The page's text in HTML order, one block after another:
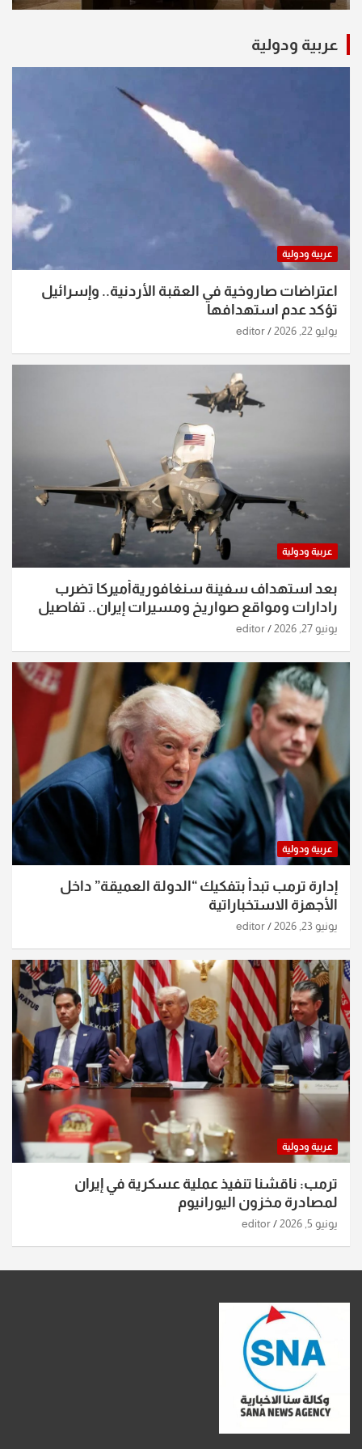
عربية ودولية
عربية ودولية
اعتراضات صاروخية في العقبة الأردنية.. وإسرائيل
تؤكد عدم استهدافها
يوليو 22, 2026 editor
عربية ودولية
بعد استهداف سفينة سنغافوريةأميركا تضرب
رادارات ومواقع صواريخ ومسيرات إيران.. تفاصيل
الساعات الماضية
يونيو 27, 2026 editor
عربية ودولية
إدارة ترمب تبدأ بتفكيك “الدولة العميقة” داخل
الأجهزة الاستخباراتية
يونيو 23, 2026 editor
عربية ودولية
ترمب: ناقشنا تنفيذ عملية عسكرية في إيران
لمصادرة مخزون اليورانيوم
يونيو 5, 2026 editor